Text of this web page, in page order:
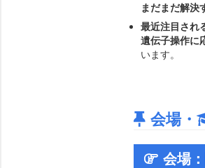
まだまだ解決
最近注目され
遺伝子操作に
います。
会場・
会場